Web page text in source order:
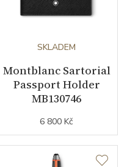
SKLADEM
Montblanc Sartorial
Passport Holder
MB130746
6 800 Kč